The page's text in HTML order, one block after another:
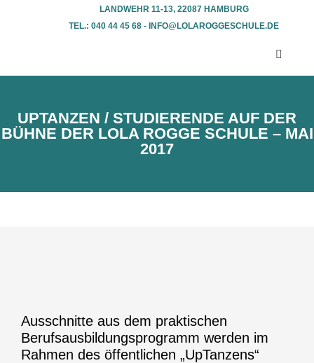
LANDWEHR 11-13, 22087 HAMBURG
TEL.: 040 44 45 68 - INFO@LOLAROGGESCHULE.DE​
UPTANZEN / STUDIERENDE AUF DER
BÜHNE DER LOLA ROGGE SCHULE – MAI
2017
Ausschnitte aus dem praktischen
Berufsausbildungsprogramm werden im
Rahmen des öffentlichen „UpTanzens“